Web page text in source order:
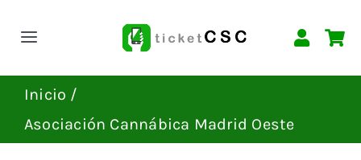
Toggle
Navigation
EVENTOS
Inicio
Asociación Cannábica Madrid Oeste